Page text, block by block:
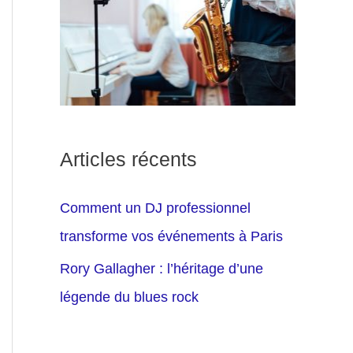
Articles récents
Comment un DJ professionnel
transforme vos événements à Paris
Rory Gallagher : l’héritage d’une
légende du blues rock